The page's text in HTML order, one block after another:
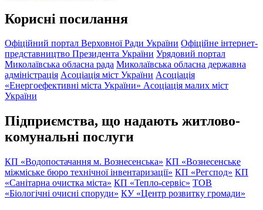
Корисні посилання
Офіційний портал Верховної Ради України Офіційне інтернет-
представництво Президента України Урядовий портал
Миколаївська обласна рада Миколаївська обласна державна
адміністрація Асоціація міст України Асоціація
«Енергоефективні міста України» Асоціація малих міст
України
Підприємства, що надають житлово-
комунальні послуги
КП «Водопостачання м. Вознесенська» КП «Вознесенське
міжміське бюро технічної інвентаризації» КП «Регспод» КП
«Санітарна очистка міста» КП «Тепло-сервіс» ТОВ
«Біологічні очисні споруди» КУ «Центр розвитку громади»